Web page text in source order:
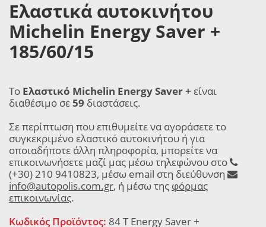
Ελαστικά αυτοκινήτου
Michelin Energy Saver +
185/60/15
Το Ελαστικό Michelin Energy Saver + είναι
διαθέσιμο σε59 διαστάσεις.
Σε περίπτωση που επιθυμείτε να αγοράσετε το
συγκεκριμένο ελαστικό αυτοκινήτου ή για
οποιαδήποτε άλλη πληροφορία, μπορείτε να
επικοινωνήσετε μαζί μας μέσω τηλεφώνου στο
(+30) 210 9410823, μέσω email στη διεύθυνση
info@autopolis.com.gr, ή μέσω της φόρμας
επικοινωνίας.
Κωδικός Προϊόντος: 84 T Energy Saver +